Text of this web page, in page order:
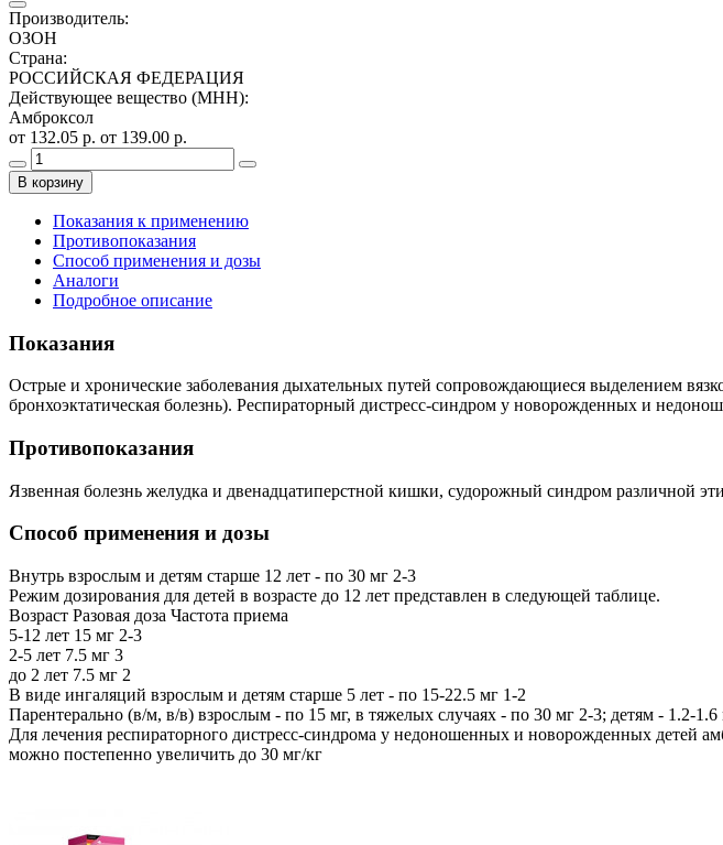
Производитель:
ОЗОН
Страна:
РОССИЙСКАЯ ФЕДЕРАЦИЯ
Действующее вещество (МНН):
Амброксол
от 132.05 р. от 139.00 р.
В корзину
Показания к применению
Противопоказания
Способ применения и дозы
Аналоги
Подробное описание
Показания
Острые и хронические заболевания дыхательных путей сопровождающиеся выделением
бронхоэктатическая болезнь). Респираторный дистресс-синдром у новорожденных и
Противопоказания
Язвенная болезнь желудка и двенадцатиперстной кишки, судорожный синдром различной
Способ применения и дозы
Внутрь взрослым и детям старше 12 лет - по 30 мг 2-3
Режим дозирования для детей в возрасте до 12 лет представлен в следующей таблице.
Возраст Разовая доза Частота приема
5-12 лет 15 мг 2-3
2-5 лет 7.5 мг 3
до 2 лет 7.5 мг 2
В виде ингаляций взрослым и детям старше 5 лет - по 15-22.5 мг 1-2
Парентерально (в/м, в/в) взрослым - по 15 мг, в тяжелых случаях - по 30 мг 2-3; детям - 1.2-1.6
Для лечения респираторного дистресс-синдрома у недоношенных и новорожденных детей
можно постепенно увеличить до 30 мг/кг